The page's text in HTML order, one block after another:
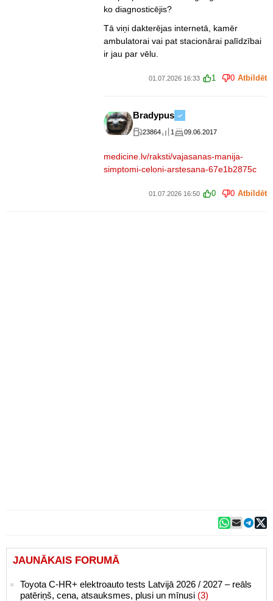
ko diagnosticējis?
Tā viņi dakterējas internetā, kamēr
ambulatorai vai pat stacionārai palīdzībai
ir jau par vēlu.
01.07.2026 16:33 1 0 Atbildēt
Bradypus
23864 1 09.06.2017
medicine.lv/raksti/vajasanas-manija-
simptomi-celoni-arstesana-67e1b2875c
01.07.2026 16:50 0 0 Atbildēt
JAUNĀKAIS FORUMĀ
Toyota C-HR+ elektroauto tests Latvijā 2026 / 2027 – reāls
patēriņš, cena, atsauksmes, plusi un mīnusi (3)